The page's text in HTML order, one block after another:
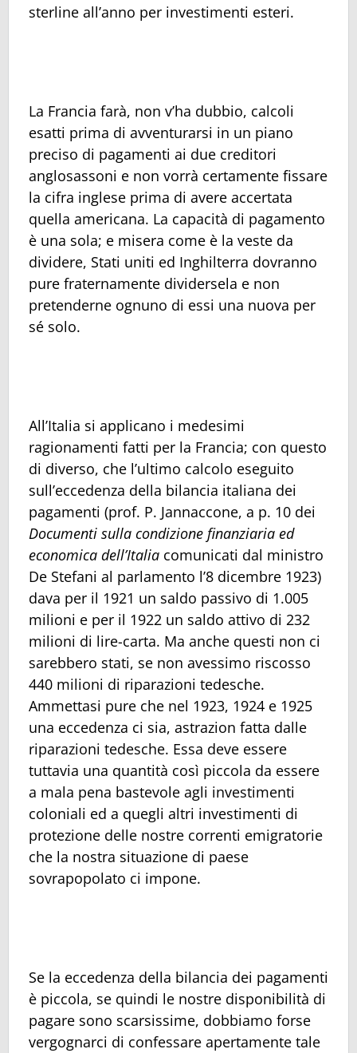
sterline all’anno per investimenti esteri.
La Francia farà, non v’ha dubbio, calcoli
esatti prima di avventurarsi in un piano
preciso di pagamenti ai due creditori
anglosassoni e non vorrà certamente fissare
la cifra inglese prima di avere accertata
quella americana. La capacità di pagamento
è una sola; e misera come è la veste da
dividere, Stati uniti ed Inghilterra dovranno
pure fraternamente dividersela e non
pretenderne ognuno di essi una nuova per
sé solo.
All’Italia si applicano i medesimi
ragionamenti fatti per la Francia; con questo
di diverso, che l’ultimo calcolo eseguito
sull’eccedenza della bilancia italiana dei
pagamenti (prof. P. Jannaccone, a p. 10 dei
Documenti sulla condizione finanziaria ed
economica dell’Italia comunicati dal ministro
De Stefani al parlamento l’8 dicembre 1923)
dava per il 1921 un saldo passivo di 1.005
milioni e per il 1922 un saldo attivo di 232
milioni di lire-carta. Ma anche questi non ci
sarebbero stati, se non avessimo riscosso
440 milioni di riparazioni tedesche.
Ammettasi pure che nel 1923, 1924 e 1925
una eccedenza ci sia, astrazion fatta dalle
riparazioni tedesche. Essa deve essere
tuttavia una quantità così piccola da essere
a mala pena bastevole agli investimenti
coloniali ed a quegli altri investimenti di
protezione delle nostre correnti emigratorie
che la nostra situazione di paese
sovrapopolato ci impone.
Se la eccedenza della bilancia dei pagamenti
è piccola, se quindi le nostre disponibilità di
pagare sono scarsissime, dobbiamo forse
vergognarci di confessare apertamente tale